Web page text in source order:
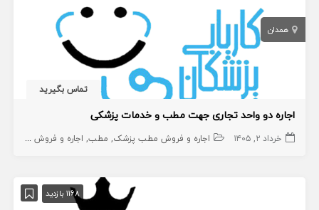
همدان
تماس بگیرید
اجاره دو واحد تجاری جهت مطب و خدمات پزشکی
خرداد ۲, ۱۴۰۵ اجاره و فروش مطب پزشک مطب اجاره و فروش مطب دندانپزشک
1168 بازدید